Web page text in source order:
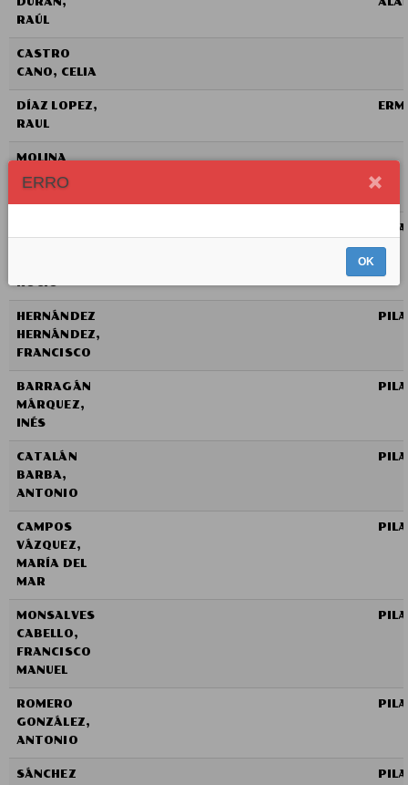
RAÚL
CASTRO
CANO, CELIA
DÍAZ LOPEZ,
RAUL
MOLINA
MUÑOZ,
ROCÍO
HERNÁNDEZ
HERNÁNDEZ,
FRANCISCO
BARRAGÁN
MÁRQUEZ,
INÉS
CATALÁN
BARBA,
ANTONIO
CAMPOS
VÁZQUEZ,
MARÍA DEL
MAR
MONSALVES
CABELLO,
FRANCISCO
MANUEL
ROMERO
GONZÁLEZ,
ANTONIO
SÁNCHEZ
ERRO
OK